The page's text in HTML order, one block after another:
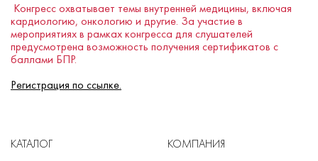
Конгресс охватывает темы внутренней медицины, включая
кардиологию, онкологию и другие. За участие в
мероприятиях в рамках конгресса для слушателей
предусмотрена возможность получения сертификатов с
баллами БПР.
Регистрация по ссылке.
КАТАЛОГ
КОМПАНИЯ